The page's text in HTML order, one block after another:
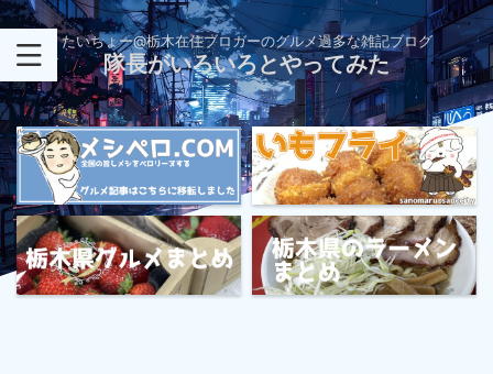
たいちょー@栃木在住ブロガーのグルメ過多な雑記ブログ
隊長がいろいろとやってみた